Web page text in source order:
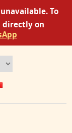
To
directly on